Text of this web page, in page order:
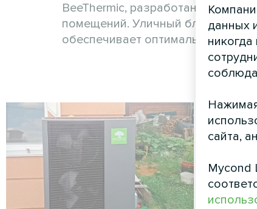
BeeThermic, разработанной для
помещений. Уличный блок с
обеспечивает оптимальную
данных
сайта,
Mycond